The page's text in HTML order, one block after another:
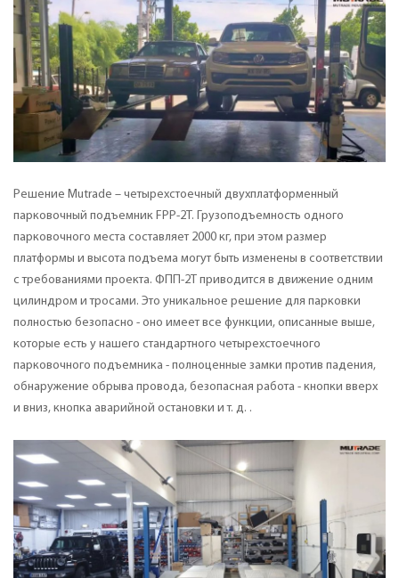
Решение Mutrade – четырехстоечный двухплатформенный
парковочный подъемник FPP-2T. Грузоподъемность одного
парковочного места составляет 2000 кг, при этом размер
платформы и высота подъема могут быть изменены в соответствии
с требованиями проекта. ФПП-2Т приводится в движение одним
цилиндром и тросами. Это уникальное решение для парковки
полностью безопасно - оно имеет все функции, описанные выше,
которые есть у нашего стандартного четырехстоечного
парковочного подъемника - полноценные замки против падения,
обнаружение обрыва провода, безопасная работа - кнопки вверх
и вниз, кнопка аварийной остановки и т. д. .